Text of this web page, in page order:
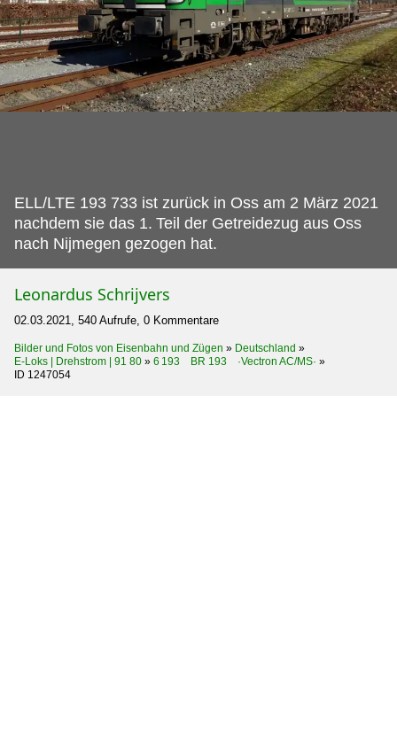
ELL/LTE 193 733 ist zurück in Oss am 2 März 2021
nachdem sie das 1. Teil der Getreidezug aus Oss
nach Nijmegen gezogen hat.
Leonardus Schrijvers
02.03.2021, 540 Aufrufe, 0 Kommentare
Bilder und Fotos von Eisenbahn und Zügen » Deutschland »
E-Loks | Drehstrom | 91 80 » 6 193 BR 193 ·Vectron AC/MS· »
ID 1247054